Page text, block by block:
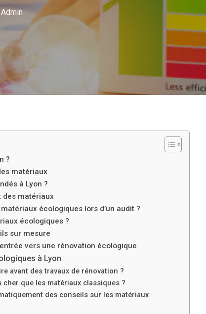
Admin
?
matériaux
à Lyon ?
des matériaux
écologiques lors d’un audit ?
écologiques ?
sur mesure
vers une rénovation écologique
à Lyon
avant des travaux de rénovation ?
que les matériaux classiques ?
des conseils sur les matériaux